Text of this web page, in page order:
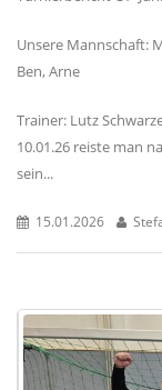
Unsere Mannschaft:
Ben, Arne
Trainer: Lutz
10.01.26 reiste man
sein...
15.01.2026